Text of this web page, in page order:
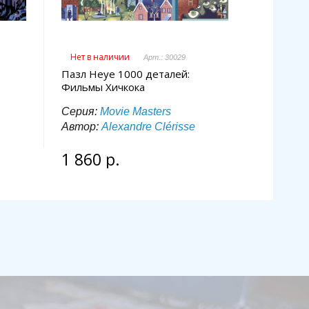
Нет в наличии Арт.: 30029
Пазл Heye 1000 деталей:
Фильмы Хичкока
Серия:Movie Masters
Автор:Alexandre Clérisse
1 860 р.